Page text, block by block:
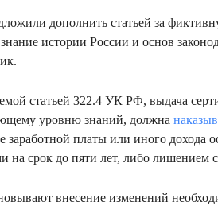
дополнить статьей за
истории России и основ
статьей 322.4 УК РФ, выдача
уровню знаний, должна
заработной платы или иного дохода
на срок до пяти лет, либо лишением
внесение изменений